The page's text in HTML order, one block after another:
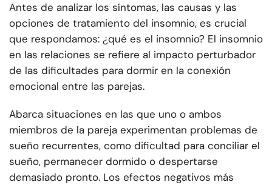
Antes de analizar los síntomas, las causas y las
opciones de tratamiento del insomnio, es crucial
que respondamos: ¿qué es el insomnio? El insomnio
en las relaciones se refiere al impacto perturbador
de las dificultades para dormir en la conexión
emocional entre las parejas.
Abarca situaciones en las que uno o ambos
miembros de la pareja experimentan problemas de
sueño recurrentes, como dificultad para conciliar el
sueño, permanecer dormido o despertarse
demasiado pronto. Los efectos negativos más